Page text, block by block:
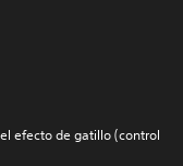
efecto de gatillo (control